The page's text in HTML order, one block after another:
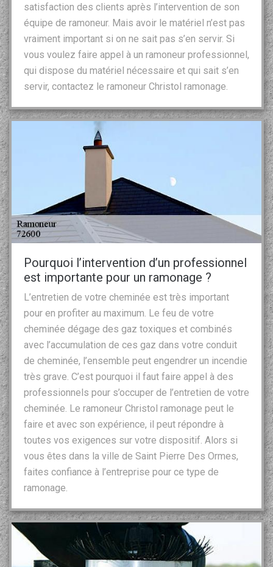
satisfaction des clients après l’intervention de son
équipe de ramoneur. Mais avoir le matériel n’est pas
vraiment important si on ne sait pas s’en servir. Si
vous voulez faire appel à un ramoneur professionnel,
qui dispose du matériel nécessaire et qui sait s’en
servir, contactez le ramoneur Christol ramonage.
Pourquoi l’intervention d’un professionnel
est importante pour un ramonage ?
L’entretien de votre cheminée est très important
pour en profiter au maximum. Le feu de votre
cheminée dégage des gaz toxiques et combinés
avec l’accumulation de ces gaz dans votre conduit
de cheminée, l’ensemble peut engendrer un incendie
très grave. C’est pourquoi il faut faire appel à des
professionnels pour s’occuper de l’entretien de votre
cheminée. Le ramoneur Christol ramonage peut le
faire et avec son expérience, il peut répondre à
toutes vos exigences sur votre dispositif. Alors si
vous êtes dans la ville de Saint Pierre Des Ormes,
faites confiance à l’entreprise pour ce type de
ramonage.